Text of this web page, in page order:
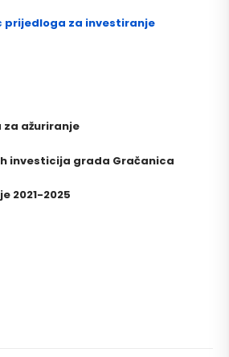
prijedloga za investiranje
za ažuriranje
investicija grada Gračanica
2021-2025